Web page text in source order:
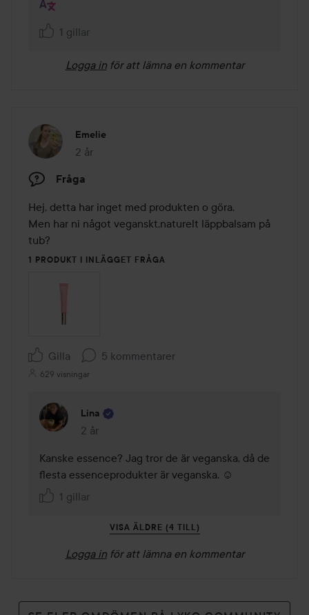
1 gillar
Logga in för att lämna en kommentar
Emelie
2 år
Inlägget skapades 2 år
Fråga
Hej, detta har inget med produkten o göra.
Men har ni något veganskt,naturelt läppbalsam på
tub?
1 PRODUKT I INLÄGGET FRÅGA
Gilla 5 kommentarer
629 visningar
Lina
2 år
Kommentaren lades 2 år
Kanske essence? Jag tror de är veganska, då de
flesta essenceprodukter är veganska. ☺️
1 gillar
VISA ÄLDRE (4 TILL)
Logga in för att lämna en kommentar